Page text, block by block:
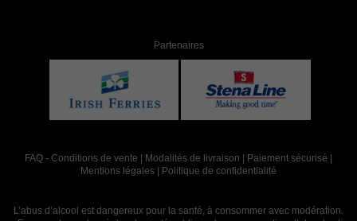
Partenaires
FAQ - Conditions de vente | Modalités de livraison | Paiement sécurisé |
Mentions légales | Politique de confidentialité
L’abus d’alcool est dangereux pour la santé, à consommer avec modération.